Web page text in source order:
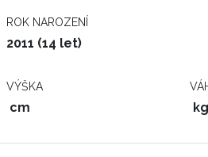
ROK NAROZENÍ
2011 (14 let)
VÝŠKA
cm kg